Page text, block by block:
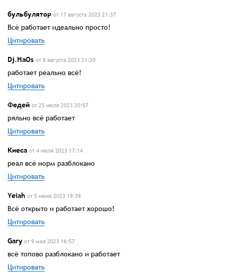
бульбулятор от 17 августа 2023 21:37
Всё работает идеально просто!
Цитировать
Dj.HaOs от 8 августа 2023 21:20
работает реально всё!
Цитировать
Федей от 25 июля 2023 20:57
ряльно всё работает
Цитировать
Киеса от 4 июля 2023 17:14
реал всё норм разблокано
Цитировать
Yeiah от 5 июня 2023 19:39
Всё открыто и работает хорошо!
Цитировать
Gary от 9 мая 2023 16:57
всё топово разблокано и работает
Цитировать